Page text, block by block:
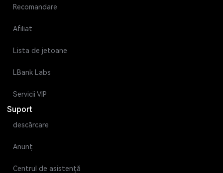
Recomandare
Afiliat
Lista de jetoane
LBank Labs
Servicii VIP
Suport
descărcare
Anunț
Centrul de asistență